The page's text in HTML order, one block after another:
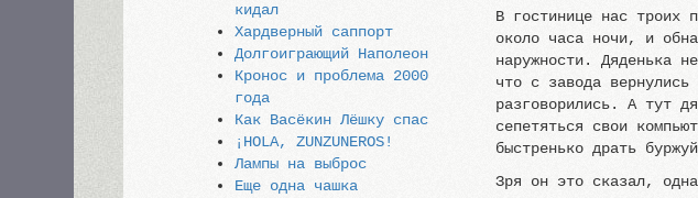
кидал
Хардверный саппорт
Долгоиграющий Наполеон
Кронос и проблема 2000
года
Как Васёкин Лёшку спас
¡HOLA, ZUNZUNEROS!
Лампы на выброс
Еще одна чашка
В гостинице нас троих
около часа ночи, и
наружности. Дяденька
что с завода
разговорились. А тут
сепетяться свои
быстренько драть
Зря он это сказал,